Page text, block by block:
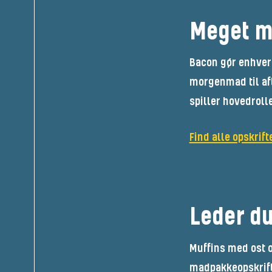
Meget
Bacon gør
morgenmad til
spiller
Find alle
Leder
Muffins med ost